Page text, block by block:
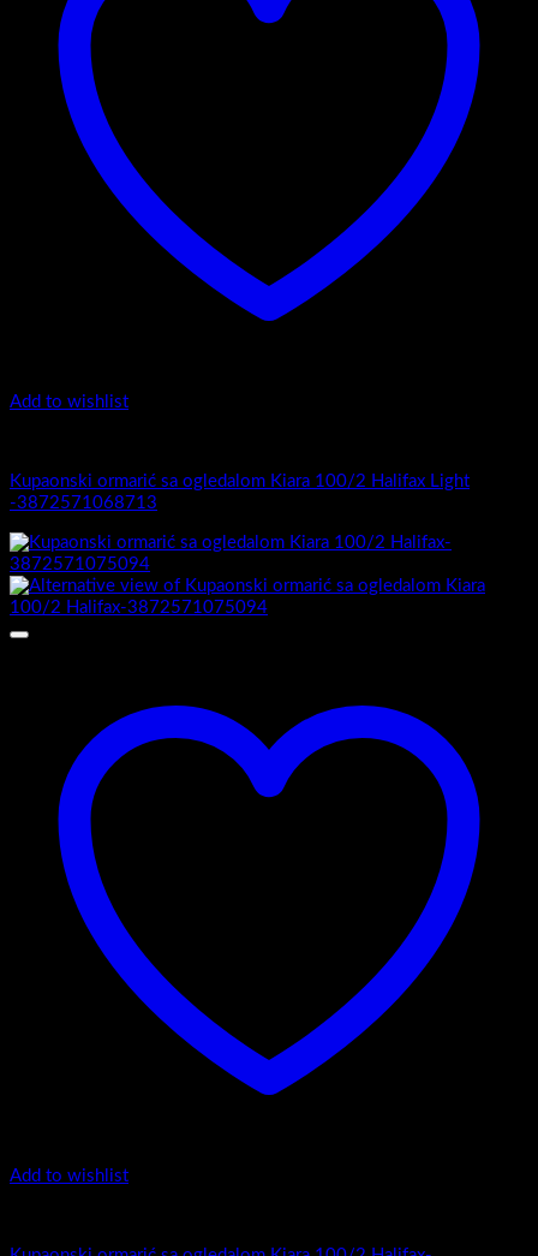
Add to wishlist
Kupaonski ormarić sa ogledalom Kiara 100/2 Halifax Light
-3872571068713
Add to wishlist